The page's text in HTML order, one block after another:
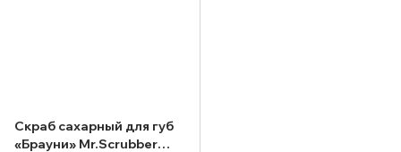
Скраб сахарный для губ
«Брауни» Mr.Scrubber